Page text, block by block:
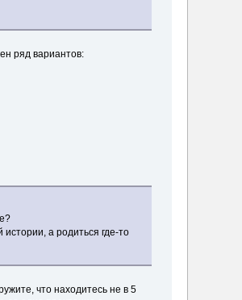
ряд вариантов:
а родиться где-то
что находитесь не в 5